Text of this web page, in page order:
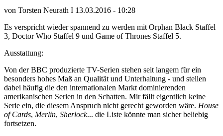
von Torsten Neurath I 13.03.2016 - 10:28
Es verspricht wieder spannend zu werden mit Orphan Black Staffel
3, Doctor Who Staffel 9 und Game of Thrones Staffel 5.
Ausstattung:
Von der BBC produzierte TV-Serien stehen seit langem für ein
besonders hohes Maß an Qualität und Unterhaltung - und stellen
dabei häufig die den internationalen Markt dominierenden
amerikanischen Serien in den Schatten. Mir fällt eigentlich keine
Serie ein, die diesem Anspruch nicht gerecht geworden wäre. House
of Cards, Merlin, Sherlock... die Liste könnte man sicher beliebig
fortsetzen.